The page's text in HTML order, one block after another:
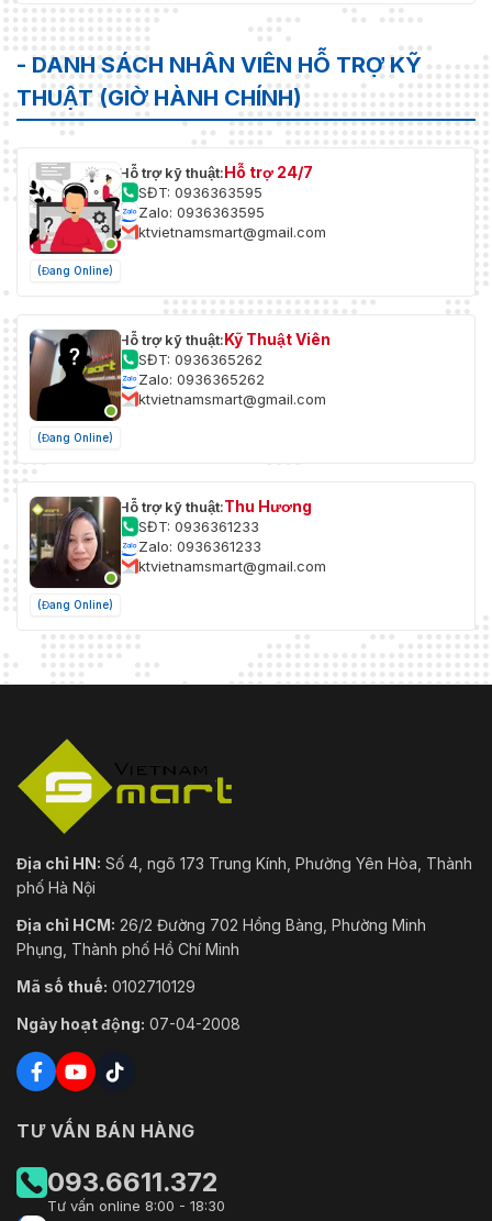
- DANH SÁCH NHÂN VIÊN HỖ TRỢ KỸ
THUẬT (GIỜ HÀNH CHÍNH)
(Đang Online)
Hỗ trợ kỹ thuật:Hỗ trợ 24/7
SĐT: 0936363595
Zalo: 0936363595
ktvietnamsmart@gmail.com
(Đang Online)
Hỗ trợ kỹ thuật:Kỹ Thuật Viên
SĐT: 0936365262
Zalo: 0936365262
ktvietnamsmart@gmail.com
(Đang Online)
Hỗ trợ kỹ thuật:Thu Hương
SĐT: 0936361233
Zalo: 0936361233
ktvietnamsmart@gmail.com
Địa chỉ HN: Số 4, ngõ 173 Trung Kính, Phường Yên Hòa, Thành
phố Hà Nội
Địa chỉ HCM: 26/2 Đường 702 Hồng Bàng, Phường Minh
Phụng, Thành phố Hồ Chí Minh
Mã số thuế: 0102710129
Ngày hoạt động: 07-04-2008
TƯ VẤN BÁN HÀNG
093.6611.372
Tư vấn online 8:00 - 18:30